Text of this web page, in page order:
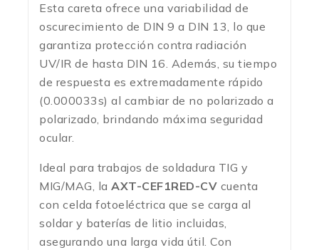
Esta careta ofrece una variabilidad de
oscurecimiento de DIN 9 a DIN 13, lo que
garantiza protección contra radiación
UV/IR de hasta DIN 16. Además, su tiempo
de respuesta es extremadamente rápido
(0.000033s) al cambiar de no polarizado a
polarizado, brindando máxima seguridad
ocular.
Ideal para trabajos de soldadura TIG y
MIG/MAG, la AXT-CEF1RED-CV cuenta
con celda fotoeléctrica que se carga al
soldar y baterías de litio incluidas,
asegurando una larga vida útil. Con